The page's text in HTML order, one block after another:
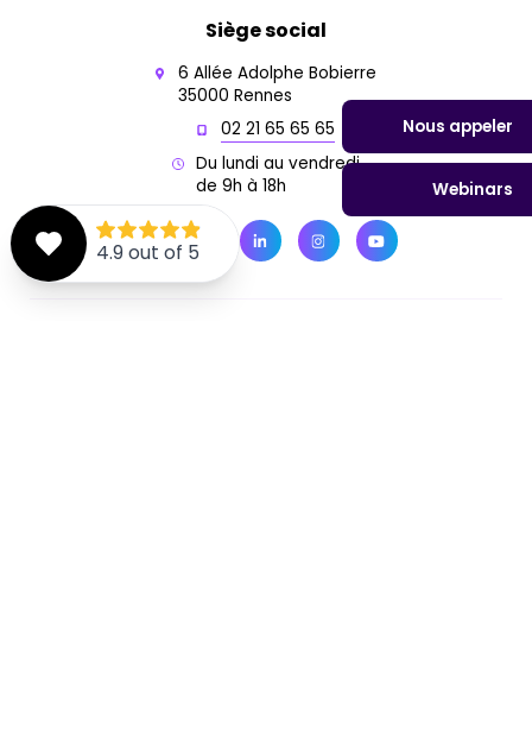
Siège social
6 Allée Adolphe Bobierre
35000 Rennes
02 21 65 65 65
Du lundi au vendredi
de 9h à 18h
Nous appeler
Webinars